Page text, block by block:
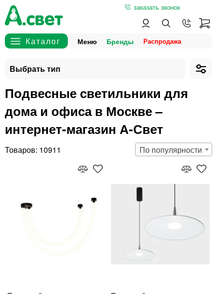
заказать звонок
Меню Бренды
Подвесные светильники для
дома и офиса в Москве –
интернет-магазин А-Свет
10911 По популярности